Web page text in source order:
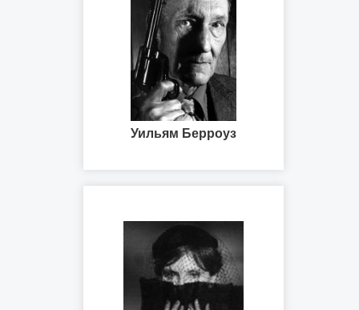
Уильям Берроуз